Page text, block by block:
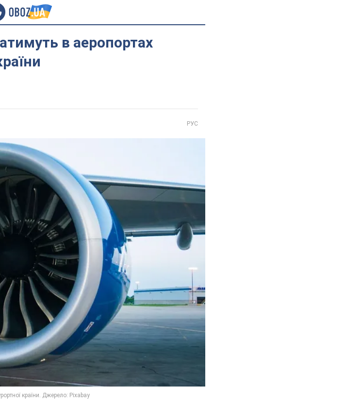
в аеропортах
РУС